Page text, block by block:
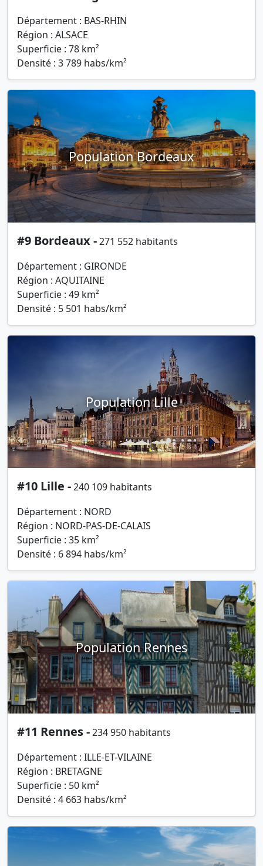
Département : BAS-RHIN
Région : ALSACE
Superficie : 78 km²
Densité : 3 789 habs/km²
Population Bordeaux
#9 Bordeaux -271 552 habitants
Département : GIRONDE
Région : AQUITAINE
Superficie : 49 km²
Densité : 5 501 habs/km²
Population Lille
#10 Lille -240 109 habitants
Département : NORD
Région : NORD-PAS-DE-CALAIS
Superficie : 35 km²
Densité : 6 894 habs/km²
Population Rennes
#11 Rennes -234 950 habitants
Département : ILLE-ET-VILAINE
Région : BRETAGNE
Superficie : 50 km²
Densité : 4 663 habs/km²